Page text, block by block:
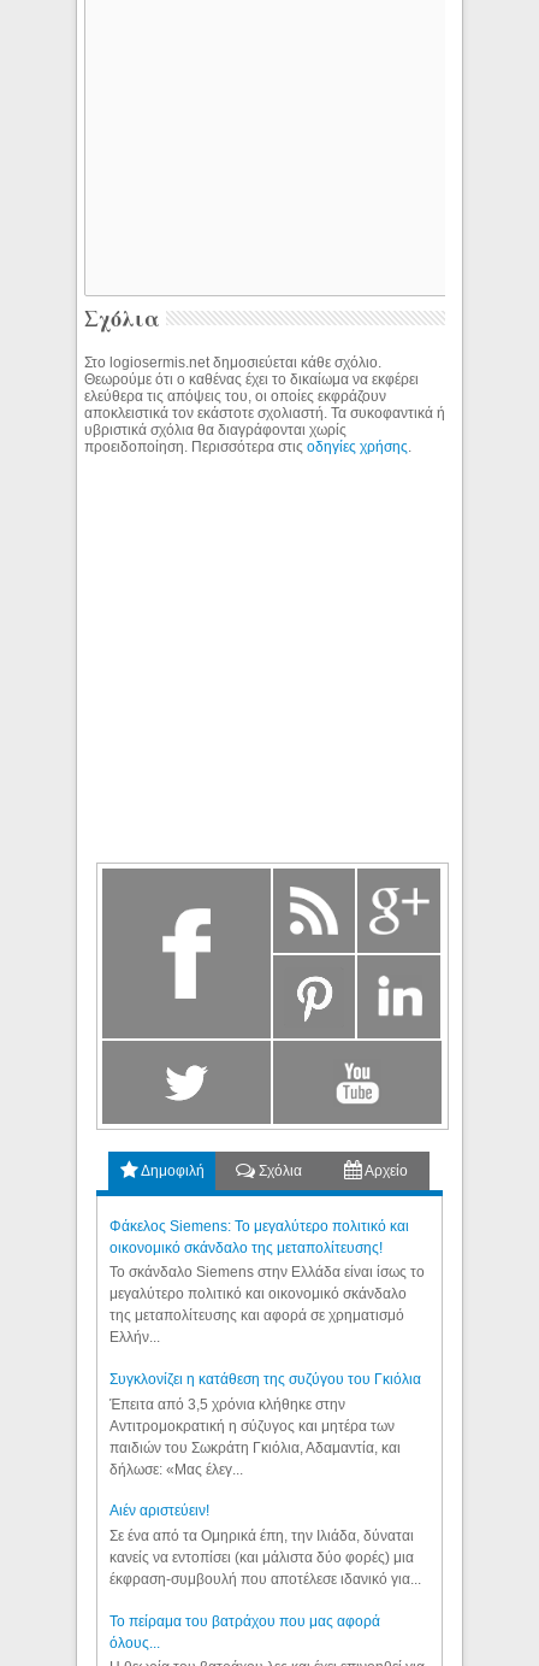
Σχόλια
Στο logiosermis.net δημοσιεύεται κάθε σχόλιο.
Θεωρούμε ότι ο καθένας έχει το δικαίωμα να εκφέρει
ελεύθερα τις απόψεις του, οι οποίες εκφράζουν
αποκλειστικά τον εκάστοτε σχολιαστή. Τα συκοφαντικά ή
υβριστικά σχόλια θα διαγράφονται χωρίς
προειδοποίηση. Περισσότερα στιςοδηγίες χρήσης
Δημοφιλή Σχόλια Αρχείο
Φάκελος Siemens: Το μεγαλύτερο πολιτικό και
οικονομικό σκάνδαλο της μεταπολίτευσης!
Το σκάνδαλο Siemens στην Ελλάδα είναι ίσως το
μεγαλύτερο πολιτικό και οικονομικό σκάνδαλο
της μεταπολίτευσης και αφορά σε χρηματισμό
Ελλήν...
Συγκλονίζει η κατάθεση της συζύγου του Γκιόλια
Έπειτα από 3,5 χρόνια κλήθηκε στην
Αντιτρομοκρατική η σύζυγος και μητέρα των
παιδιών του Σωκράτη Γκιόλια, Αδαμαντία, και
δήλωσε: «Μας έλεγ...
Aιέν αριστεύειν!
Σε ένα από τα Ομηρικά έπη, την Ιλιάδα, δύναται
κανείς να εντοπίσει (και μάλιστα δύο φορές) μια
έκφραση-συμβουλή που αποτέλεσε ιδανικό για...
Το πείραμα του βατράχου που μας αφορά
όλους...